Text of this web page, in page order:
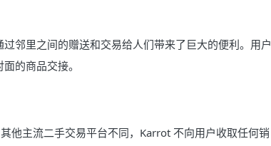
邻里之间的赠送和交易给人们带来了巨大的便利。用户
的商品交接。
他主流二手交易平台不同，Karrot 不向用户收取任何销